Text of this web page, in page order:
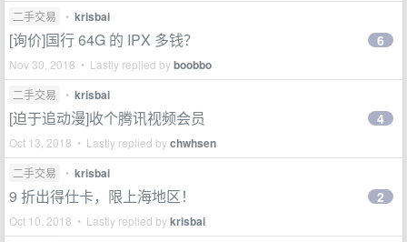
二手交易 • krisbai
[询价]国行 64G 的 IPX 多钱？
Nov 30, 2018 • Lastly replied byboobbo
6
二手交易 • krisbai
[迫于追动漫]收个腾讯视频会员
Oct 13, 2018 • Lastly replied bychwhsen
4
二手交易 • krisbai
9 折出得仕卡，限上海地区！
Oct 10, 2018 • Lastly replied bykrisbai
2